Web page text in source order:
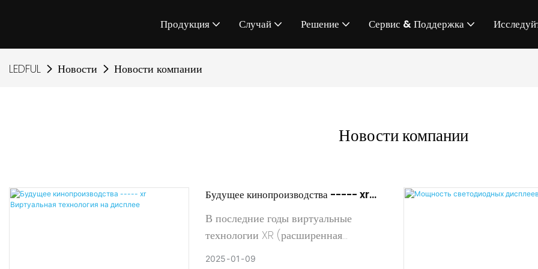
Продукция Случай Решение Сервис & Поддержка
LEDFUL Новости Новости компании
Новости компании
Будущее кинопроизводства ----- xr
В последние годы виртуальные
технологии XR (расширенная
реальность) произвели революцию в
2025 01 09